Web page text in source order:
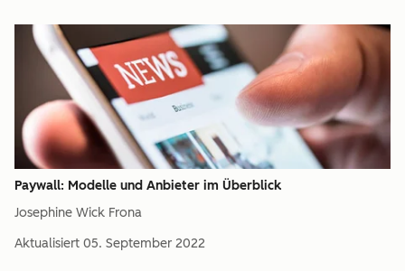
Paywall: Modelle und Anbieter im Überblick
Josephine Wick Frona
Aktualisiert 05. September 2022